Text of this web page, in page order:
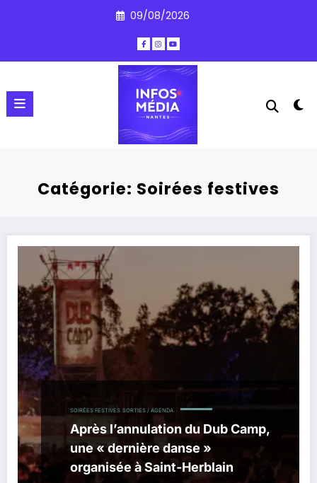
09/08/2026
Catégorie: Soirées festives
SOIRÉES FESTIVES SORTIES / AGENDA
Après l’annulation du Dub Camp,
une « dernière danse »
organisée à Saint-Herblain